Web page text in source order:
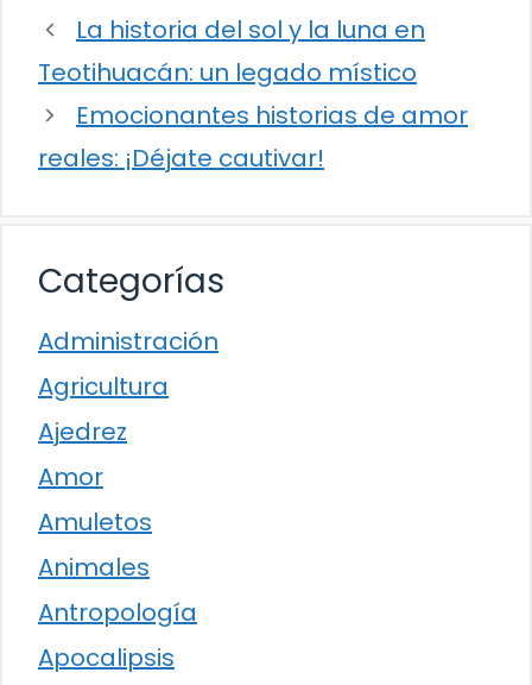
La historia del sol y la luna en
Teotihuacán: un legado místico
Emocionantes historias de amor
reales: ¡Déjate cautivar!
Categorías
Administración
Agricultura
Ajedrez
Amor
Amuletos
Animales
Antropología
Apocalipsis